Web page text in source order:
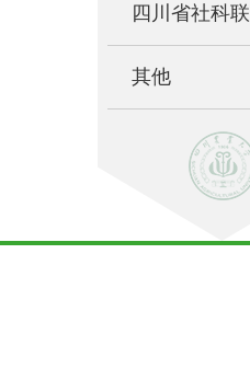
四川省社科联
其他